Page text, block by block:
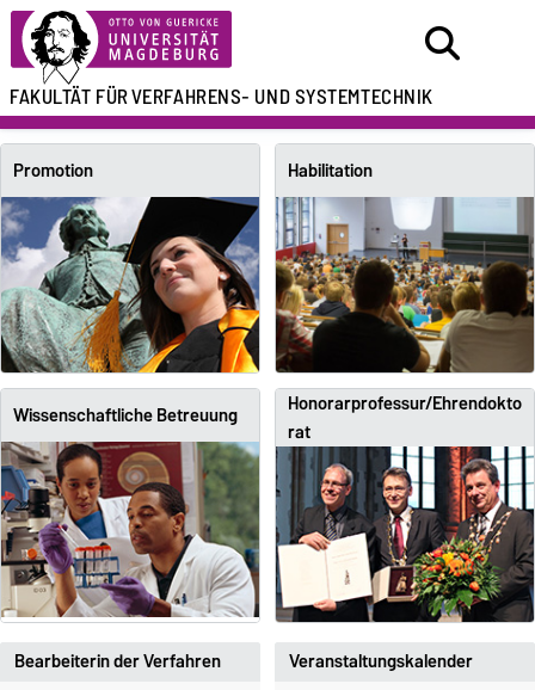
FAKULTÄT FÜRVERFAHRENS- UND SYSTEMTECHNIK
Promotion Habilitation
Wissenschaftliche Betreuung
Honorarprofessur/Ehrendokto
rat
Bearbeiterin der Verfahren
Veranstaltungskalender